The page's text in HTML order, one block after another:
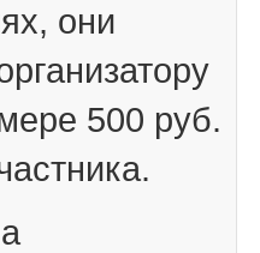
они
500 руб.